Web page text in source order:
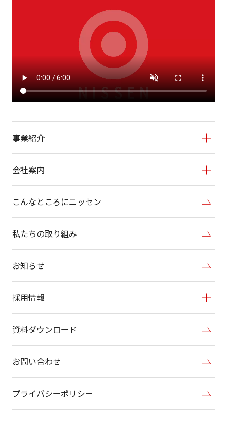
事業紹介
会社案内
こんなところにニッセン
私たちの取り組み
お知らせ
採用情報
資料ダウンロード
お問い合わせ
プライバシーポリシー